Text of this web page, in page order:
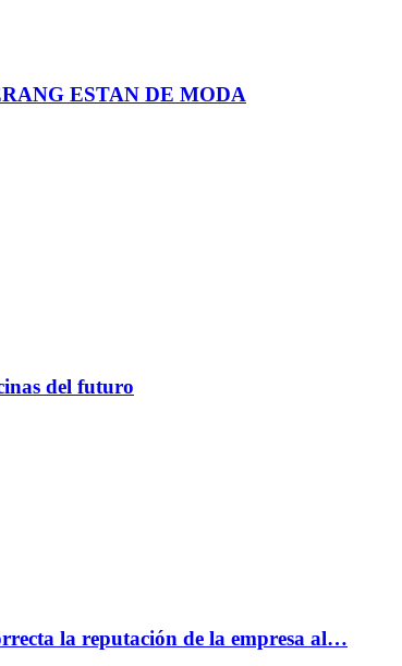
ESTAN DE MODA
del futuro
la reputación de la empresa al…